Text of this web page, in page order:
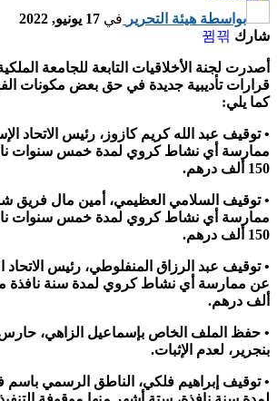
بواسطة هيئة التحرير في 17 يونيو, 2022
شارك
أصدرت لجنة الأخلاقيات التابعة للجامعة
قرارات تأديبية جديدة في حق بعض مكونات
كما يلي:
• توقيف عبد الله كريم كازوز، رئيس الاتحاد
ممارسة أي نشاط كروي لمدة خمس سنوات
150 ألف درهم.
• توقيف السلامي العظيمي، أمين مال فريق
ممارسة أي نشاط كروي لمدة خمس سنوات
150 ألف درهم.
• توقيف عبد الرزاق المنفلوطي، رئيس الاتحاد
ألف درهم.
• حفظ الملف الخاص بإسماعيل الزاهي،
بنجرير، لعدم الإثبات.
• توقيف إبراهيم فلكي، الناطق الرسمي باسم